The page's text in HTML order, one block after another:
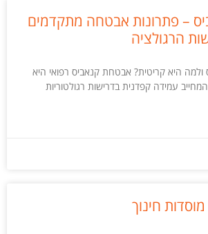
– פתרונות אבטחה מתקדמים
הרגולציה
היא קריטית? אבטחת קנאביס רפואי היא
המחייב עמידה קפדנית בדרישות רגולטוריות
חינוך